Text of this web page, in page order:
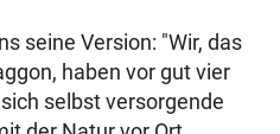
seine Version: "Wir, das
haben vor gut vier
selbst versorgende